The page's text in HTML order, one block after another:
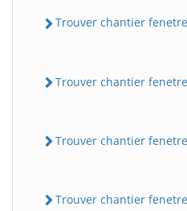
Trouver chantier fenetre
Trouver chantier fenetre
Trouver chantier fenetre
Trouver chantier fenetre